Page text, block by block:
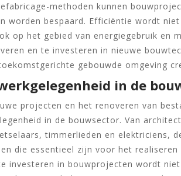
methoden kunnen
worden bespaard. Efficiëntie wordt
op het gebied van energiegebruik en
en te investeren in nieuwe
gebouwde omgeving
in de
projecten en het renoveren van
in de bouwsector. Van
timmerlieden en elektriciens,
die essentieel zijn voor het realiseren
investeren in bouwprojecten wordt